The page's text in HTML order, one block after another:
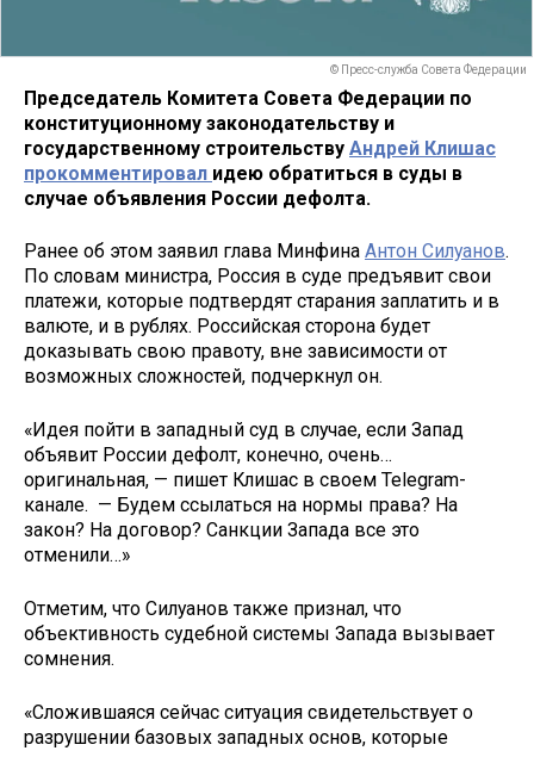
© Пресс-служба Совета Федерации
Председатель Комитета Совета Федерации по
конституционному законодательству и
государственному строительству Андрей Клишас
прокомментировал идею обратиться в суды в
случае объявления России дефолта.
Ранее об этом заявил глава Минфина Антон Силуанов.
По словам министра, Россия в суде предъявит свои
платежи, которые подтвердят старания заплатить и в
валюте, и в рублях. Российская сторона будет
доказывать свою правоту, вне зависимости от
возможных сложностей, подчеркнул он.
«Идея пойти в западный суд в случае, если Запад
объявит России дефолт, конечно, очень…
оригинальная, — пишет Клишас в своем Telegram-
канале. — Будем ссылаться на нормы права? На
закон? На договор? Санкции Запада все это
отменили…»
Отметим, что Силуанов также признал, что
объективность судебной системы Запада вызывает
сомнения.
«Сложившаяся сейчас ситуация свидетельствует о
разрушении базовых западных основ, которые